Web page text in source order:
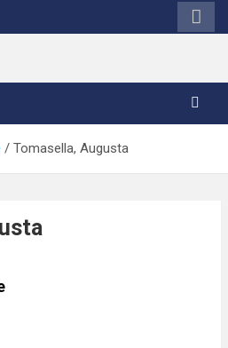
Mondo
Tomasella, Augusta